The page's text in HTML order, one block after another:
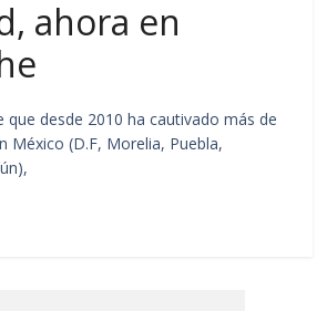
ahora en
que desde 2010 ha cautivado más de
México (D.F, Morelia, Puebla,